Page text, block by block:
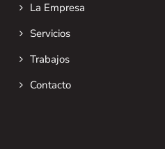
La Empresa
Servicios
Trabajos
Contacto